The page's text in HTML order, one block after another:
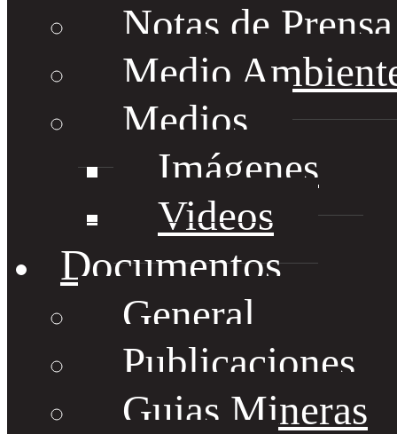
Notas de
Medio
Medios
Imágenes
Videos
Documentos
General
Publicaciones
Guias Mineras